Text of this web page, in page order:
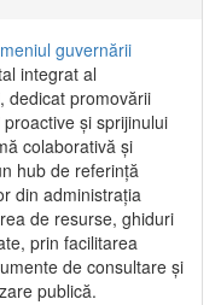
guvernării
integrat al
dedicat promovării
și sprijinului
colaborativă și
hub de referință
din administrația
de resurse, ghiduri
prin facilitarea
de consultare și
publică.